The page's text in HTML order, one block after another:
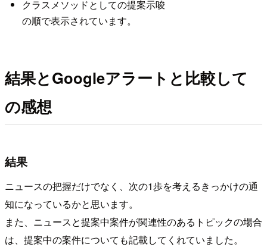
クラスメソッドとしての提案示唆
の順で表示されています。
結果とGoogleアラートと比較して
の感想
結果
ニュースの把握だけでなく、次の1歩を考えるきっかけの通
知になっているかと思います。
また、ニュースと提案中案件が関連性のあるトピックの場合
は、提案中の案件についても記載してくれていました。